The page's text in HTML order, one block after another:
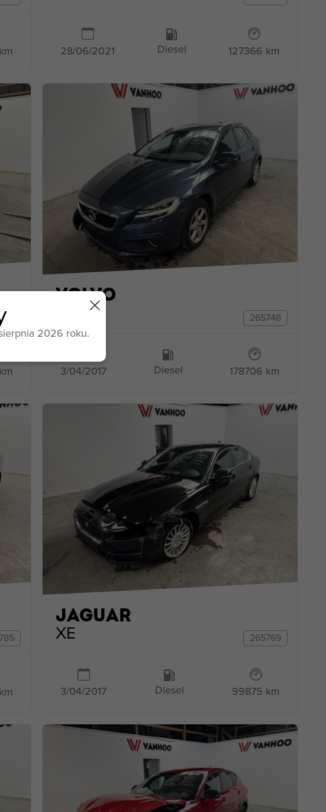
28/06/2021 Diesel 127366 km
VOLVO
265746
3/04/2017 Diesel 178706 km
JAGUAR
XE 265769
3/04/2017 Diesel 99875 km
2026 roku.